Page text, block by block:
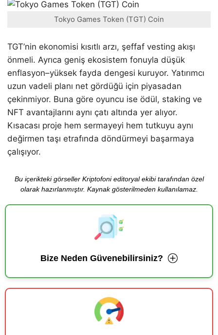
Tokyo Games Token (TGT) Coin
TGT’nin ekonomisi kısıtlı arzı, şeffaf vesting akışı
önmeli. Ayrıca geniş ekosistem fonuyla düşük
enflasyon–yüksek fayda dengesi kuruyor. Yatırımcı
uzun vadeli planı net gördüğü için piyasadan
çekinmiyor. Buna göre oyuncu ise ödül, staking ve
NFT avantajlarını aynı çatı altında yer alıyor.
Kısacası proje hem sermayeyi hem tutkuyu aynı
değirmen taşı etrafında döndürmeyi başarmaya
çalışıyor.
Bu içerikteki görseller Kriptofoni editoryal ekibi tarafından özel
olarak hazırlanmıştır. Kaynak gösterilmeden kullanılamaz.
Bize Neden Güvenebilirsiniz?